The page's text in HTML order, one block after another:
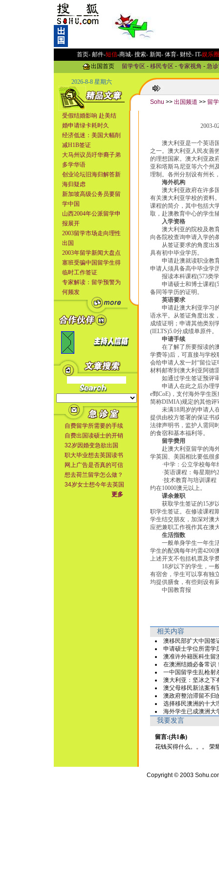
首页- 邮件-短信-商城- 搜索-新闻- 体育-财经- IT-娱乐圈
出国首页
留学专区 - 移民专区 - 专家视角 - 急
2026-8-8 星期六
受假结婚影响 赴美结
婚申请绿卡耗时久
经济低迷：美国大幅削
减H1B签证
大马州议员吁华裔子弟
多学华语
创业论坛旧海归解答新
海归疑虑
新加坡高级公务员要留
学中国
山西2004年公派留学申
报展开
2003留学市场走向理性
出国
2003年留学新闻大盘点
塞班受骗中国留学生得
临时工作签证
专家解读：留学预警为
何频发
自费留学所需要的手续
自费出国读硕士的开销
32岁因婚变急欲出国
职大毕业想去英国读书
网上广告是否真的可信
想去荷兰留学怎么做？
34岁女士想今年去英国
更多
Sohu >> 出国频道 >> 留
2003-
澳大利亚是一个英语国
之一。澳大利亚人民友善
的理想国家。澳大利亚政
亚和塔斯马尼亚等六个州
理制。各州分别设有州长
海外机构
澳大利亚政府在许多国
有关澳大利亚学校的资料
课程的简介，其中包括大
取，赴澳教育中心的学生
入学资格
澳大利亚的院校及教育
向各院校查询申请入学的
从签证要求的角度出发
具有初中毕业学历。
申请赴澳就读职业教育
申请人须具备高中毕业学
报读本科课程(573类学
申请硕士和博士课程
备同等学历的证明。
英语要求
申请赴澳大利亚学习的
语水平。从签证角度出发
成绩证明；申请其他类别
(IELTS)5.0分成绩单原件。
申请手续
在了解了所要报读的澳
学费等)后，可直接与学
会给申请人发一封“留位证
材料邮寄到澳大利亚阿德
如通过学生签证预评审
申请人在此之后办理学
e鄄CoE)，支付海外学生
简称DIMIA)规定的其他评
未满18周岁的申请人在
提供由校方签署的保证书
法律声明书，监护人需同
的食宿和基本福利等。
留学费用
赴澳大利亚留学的海外
学英国、美国相比要低很
·中学：公立学校每年约
·英语课程：每星期约
·技术教育与培训课程：
约在10000澳元以上。
课余兼职
获取学生签证的15岁以
职学生签证。在修读课程
学生结交朋友，加深对澳
应把兼职工作视作其在澳
生活指数
一般单身学生一年生活
学生的配偶每年约需4200
上述开支不包括机票及学
18岁以下的学生，一般
有宿舍，学生可以享有独
均提供膳食，有些则设有
中国教育报
相关内容
澳移民部扩大中国签
申请硕士学位所需学
澳准许外籍医科生留
在澳洲结婚必备常识
一中国留学生乱枪射
澳大利亚：坚冰之下
澳父母移民新法案有
澳政府整治滞留不归
选择移民澳洲的十大
海外学生已成澳洲大
我要发言
留言:(共1条)
花钱买得什么。。。 荣
Copyright © 2003